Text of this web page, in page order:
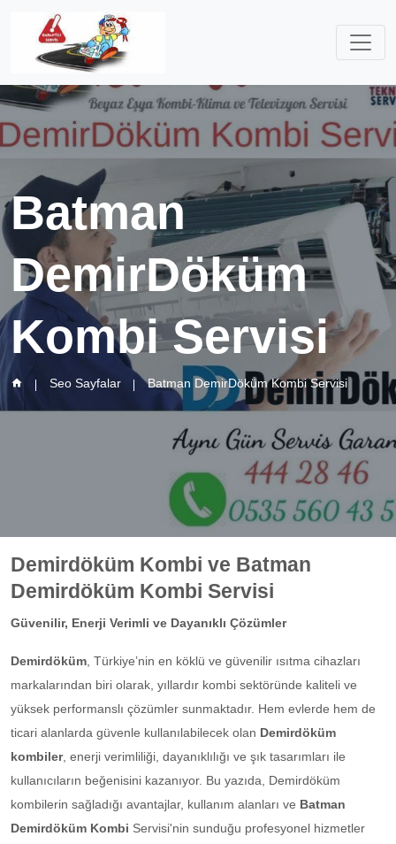
Batman
DemirDöküm
Kombi Servisi
Seo Sayfalar Batman DemirDöküm Kombi Servisi
Demirdöküm Kombi ve Batman
Demirdöküm Kombi Servisi
Güvenilir, Enerji Verimli ve Dayanıklı Çözümler
Demirdöküm , Türkiye’nin en köklü ve güvenilir ısıtma cihazları
markalarından biri olarak, yıllardır kombi sektöründe kaliteli ve
yüksek performanslı çözümler sunmaktadır. Hem evlerde hem de
ticari alanlarda güvenle kullanılabilecek olan Demirdöküm
kombiler, enerji verimliliği, dayanıklılığı ve şık tasarımları ile
kullanıcıların beğenisini kazanıyor. Bu yazıda, Demirdöküm
kombilerin sağladığı avantajlar, kullanım alanları ve Batman
Demirdöküm Kombi Servisi'nin sunduğu profesyonel hizmetler